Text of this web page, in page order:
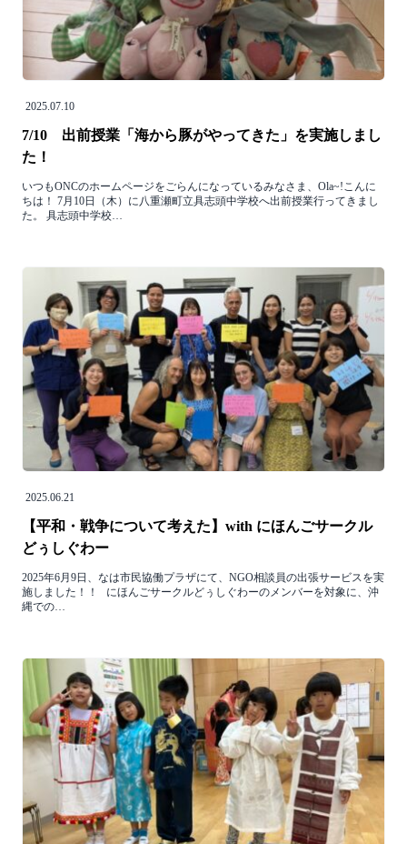
2025.07.10
7/10 出前授業「海から豚がやってきた」を実施しまし
た！
いつもONCのホームページをごらんになっているみなさま、Ola~!こんに
ちは！ 7月10日（木）に八重瀬町立具志頭中学校へ出前授業行ってきまし
た。 具志頭中学校…
2025.06.21
【平和・戦争について考えた】with にほんごサークル
どぅしぐわー
2025年6月9日、なは市民協働プラザにて、NGO相談員の出張サービスを実
施しました！！ にほんごサークルどぅしぐわーのメンバーを対象に、沖
縄での…